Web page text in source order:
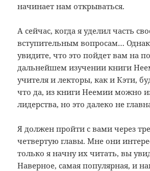
начинает нам открываться.
А сейчас, когда я уделил часть
вступительным вопросам…
увидите, что это пойдет вам на
дальнейшем изучении книги
учителя и лекторы, как и Кэти,
что да, из книги Неемии можно
лидерства, но это далеко не
Я должен пройти с вами через
четвертую главы. Мне они
только я начну их читать, вы
Наверное, самая популярная, и